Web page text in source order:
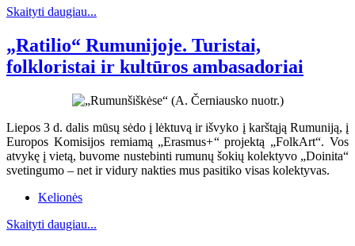
Skaityti daugiau...
„Ratilio“ Rumunijoje. Turistai,
folkloristai ir kultūros ambasadoriai
Liepos 3 d. dalis mūsų sėdo į lėktuvą ir išvyko į karštąją Rumuniją, į
Europos Komisijos remiamą „Erasmus+“ projektą „FolkArt“. Vos
atvykę į vietą, buvome nustebinti rumunų šokių kolektyvo „Doinita“
svetingumo – net ir vidury nakties mus pasitiko visas kolektyvas.
Kelionės
Skaityti daugiau...